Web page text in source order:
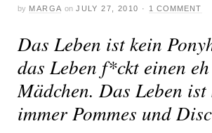
by MARGA on JULY 27, 2010 · 1 COMMENT
Das Leben ist kein
das Leben f*ckt einen
Mädchen. Das Leben
immer Pommes und